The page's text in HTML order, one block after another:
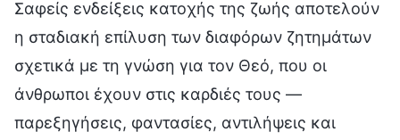
Σαφείς ενδείξεις κατοχής της ζωής αποτελούν
η σταδιακή επίλυση των διαφόρων ζητημάτων
σχετικά με τη γνώση για τον Θεό, που οι
άνθρωποι έχουν στις καρδιές τους —
παρεξηγήσεις, φαντασίες, αντιλήψεις και